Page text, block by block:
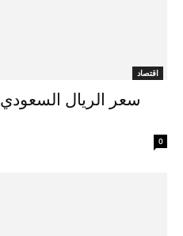
اقتصاد
سعر الريال السعودي
0